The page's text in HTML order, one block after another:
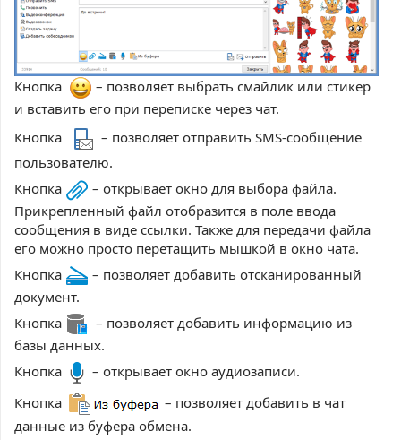
Кнопка
– позволяет выбрать смайлик или стикер
и вставить его при переписке через чат.
Кнопка
– позволяет отправить SMS-сообщение
пользователю.
Кнопка
– открывает окно для выбора файла.
Прикрепленный файл отобразится в поле ввода
сообщения в виде ссылки. Также для передачи файла
его можно просто перетащить мышкой в окно чата.
Кнопка
– позволяет добавить отсканированный
документ.
Кнопка
– позволяет добавить информацию из
базы данных.
Кнопка
– открывает окно аудиозаписи.
Кнопка
– позволяет добавить в чат
данные из буфера обмена.